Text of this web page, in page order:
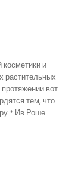
и
растительных
вот
тем, что
Ив Роше